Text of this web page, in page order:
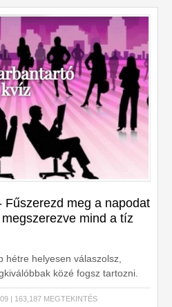
Fűszerezd meg a napodat
mind a tíz
hétre helyesen válaszolsz,
közé fogsz tartozni.
| 163,187 MEGTEKINTÉS